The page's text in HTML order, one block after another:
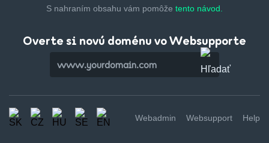
S nahraním obsahu vám pomôže tento návod.
Overte si novú doménu vo Websupporte
Webadmin Websupport Help